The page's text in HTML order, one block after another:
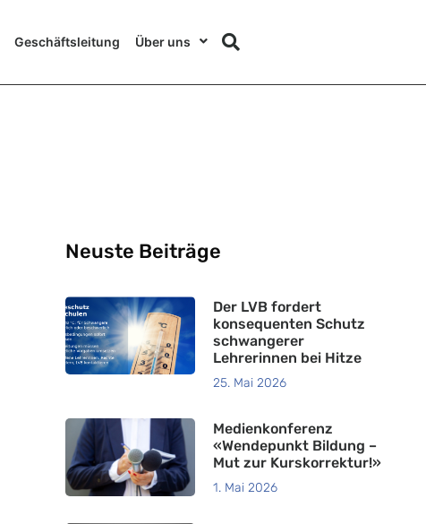
Geschäftsleitung Über uns
Neuste Beiträge
Der LVB fordert
konsequenten Schutz
schwangerer
Lehrerinnen bei Hitze
25. Mai 2026
Medienkonferenz
«Wendepunkt Bildung –
Mut zur Kurskorrektur!»
1. Mai 2026